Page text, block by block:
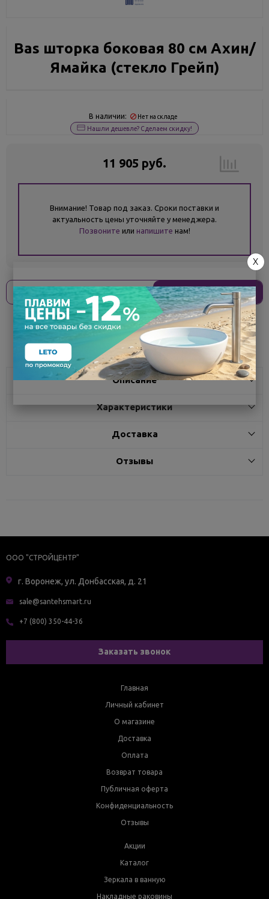
Bas шторка боковая 80 см Ахин/
Ямайка (стекло Грейп)
В наличии: Нет на складе
Нашли дешевле? Сделаем скидку!
11 905 руб.
Внимание! Товар под заказ. Сроки поставки и
актуальность цены уточняйте у менеджера.
Позвоните или напишите нам!
без переплат 2 976 ₽x 4 платежа
Поделиться
Описание
Характеристики
Доставка
Отзывы
ООО "СТРОЙЦЕНТР"
г. Воронеж, ул. Донбасская, д. 21
sale@santehsmart.ru
+7 (800) 350-44-36
Заказать звонок
Главная
Личный кабинет
О магазине
Доставка
Оплата
Возврат товара
Публичная оферта
Конфиденциальность
Отзывы
Акции
Каталог
Зеркала в ванную
Накладные раковины
X